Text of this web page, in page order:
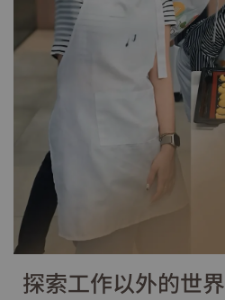
探索工作以外的世界